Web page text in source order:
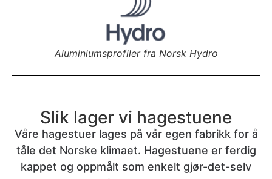
Aluminiumsprofiler fra Norsk Hydro
Slik lager vi hagestuene
Våre hagestuer lages på vår egen fabrikk for å
tåle det Norske klimaet. Hagestuene er ferdig
kappet og oppmålt som enkelt gjør-det-selv